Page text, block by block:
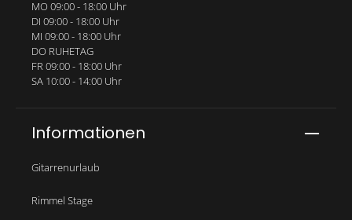
MO 09:00 - 18:00 Uhr
DI 09:00 - 18:00 Uhr
MI 09:00 - 18:00 Uhr
DO RUHETAG
FR 09:00 - 18:00 Uhr
SA 10:00 - 14:00 Uhr
Informationen
Gitarrenurlaub
Rimmel Stage